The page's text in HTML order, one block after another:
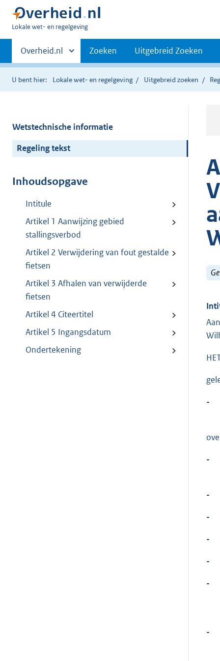
U
hier:
Lokale wet- en regelgeving
Primaire
navigatie
Andere
sites
binnen
Overheid.nl Zoeken Uitgebreid Zoeken
U bent hier: Lokale wet- en regelgeving Uitgebreid zoeken
Wetstechnische informatie
Regeling tekst
Inhoudsopgave
Intitule
Artikel 1 Aanwijzing gebied
stallingsverbod
Artikel 2 Verwijdering van fout gestalde
fietsen
Artikel 3 Afhalen van verwijderde
fietsen
Artikel 4 Citeertitel
Artikel 5 Ingangsdatum
Ondertekening
-
-
-
-
-
-
-
-